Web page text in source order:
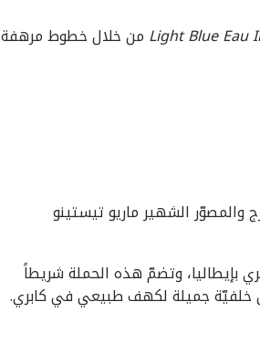
Light Blue Eau من خلال خطوط مرهفة
والمصوّر الشهير ماريو تيستينو
بإيطاليا، وتضمّ هذه الحملة شريطاً
خلفيّة جميلة لكهف طبيعي في كابري.